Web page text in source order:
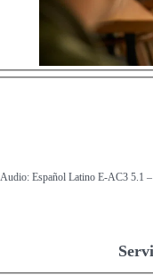
Audio: Español Latino E-AC3 5.1